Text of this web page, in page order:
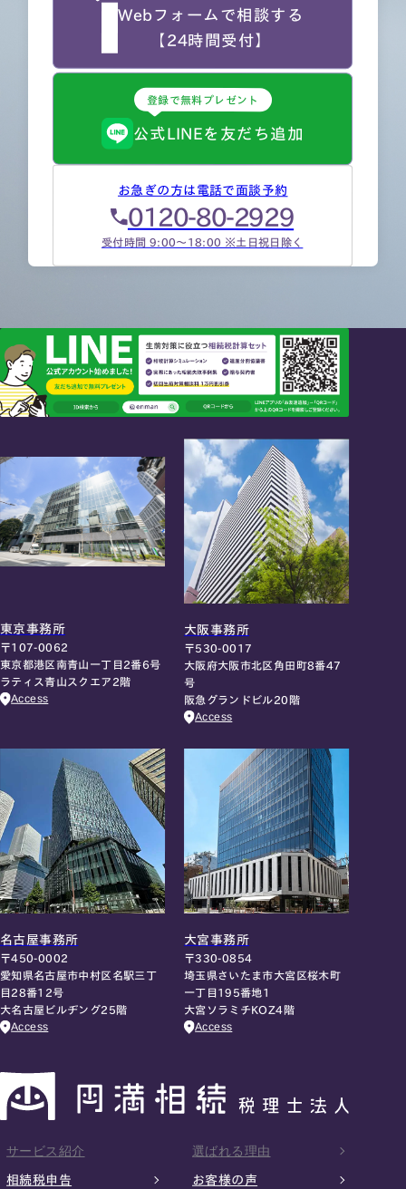
Webフォームで相談する
【24時間受付】
登録で無料プレゼント
公式LINEを友だち追加
お急ぎの方は電話で面談予約
0120-80-2929
受付時間 9:00～18:00 ※土日祝日除く
東京事務所
〒107-0062
東京都港区南青山一丁目2番6号
ラティス青山スクエア2階
Access
大阪事務所
〒530-0017
大阪府大阪市北区角田町8番47
号
阪急グランドビル20階
Access
名古屋事務所
〒450-0002
愛知県名古屋市中村区名駅三丁
目28番12号
大名古屋ビルヂング25階
Access
大宮事務所
〒330-0854
埼玉県さいたま市大宮区桜木町
一丁目195番地1
大宮ソラミチKOZ4階
Access
サービス紹介
相続税申告
選ばれる理由
お客様の声